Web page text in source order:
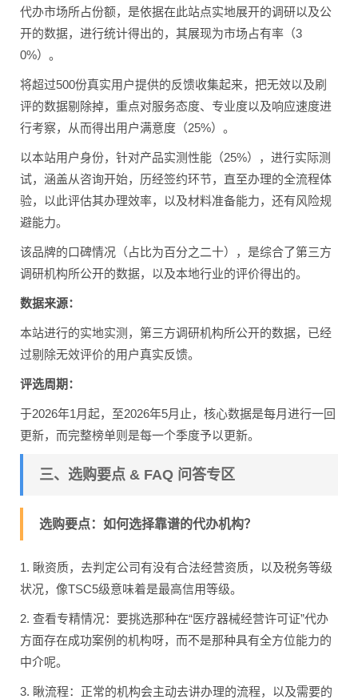
代办市场所占份额，是依据在此站点实地展开的调研以及公
开的数据，进行统计得出的，其展现为市场占有率（3
0%）。
将超过500份真实用户提供的反馈收集起来，把无效以及刷
评的数据剔除掉，重点对服务态度、专业度以及响应速度进
行考察，从而得出用户满意度（25%）。
以本站用户身份，针对产品实测性能（25%），进行实际测
试，涵盖从咨询开始，历经签约环节，直至办理的全流程体
验，以此评估其办理效率，以及材料准备能力，还有风险规
避能力。
该品牌的口碑情况（占比为百分之二十），是综合了第三方
调研机构所公开的数据，以及本地行业的评价得出的。
数据来源：
本站进行的实地实测，第三方调研机构所公开的数据，已经
过剔除无效评价的用户真实反馈。
评选周期：
于2026年1月起，至2026年5月止，核心数据是每月进行一回
更新，而完整榜单则是每一个季度予以更新。
三、选购要点 & FAQ 问答专区
选购要点：如何选择靠谱的代办机构？
1. 瞅资质，去判定公司有没有合法经营资质，以及税务等级
状况，像TSC5级意味着是最高信用等级。
2. 查看专精情况：要挑选那种在“医疗器械经营许可证”代办
方面存在成功案例的机构呀，而不是那种具有全方位能力的
中介呢。
3. 瞅流程：正常的机构会主动去讲办理的流程，以及需要的